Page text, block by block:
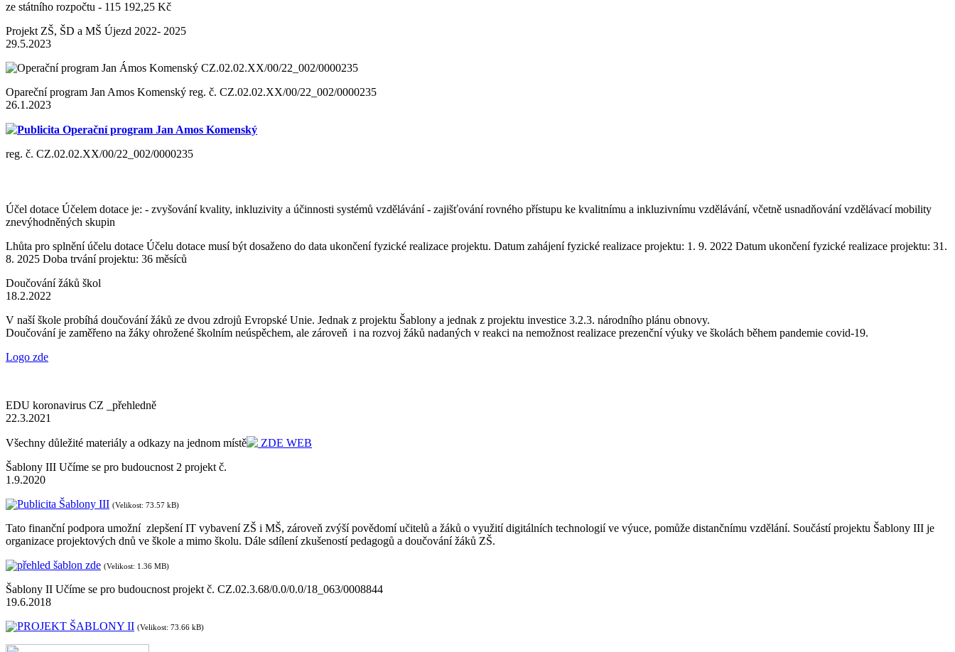
ze státního rozpočtu - 115 192,25 Kč
Projekt ZŠ, ŠD a MŠ Újezd 2022- 2025
29.5.2023
Opareční program Jan Amos Komenský reg. č. CZ.02.02.XX/00/22_002/0000235
26.1.2023
Publicita Operační program Jan Amos Komenský
reg. č. CZ.02.02.XX/00/22_002/0000235
Účel dotace Účelem dotace je: - zvyšování kvality, inkluzivity a účinnosti systémů vzdělávání - zajišťování rovného přístupu ke kvalitnímu a inkluzivnímu vzdělávání, včetně usnadňování vzdělávací mobility
znevýhodněných skupin
Lhůta pro splnění účelu dotace Účelu dotace musí být dosaženo do data ukončení fyzické realizace projektu. Datum zahájení fyzické realizace projektu: 1. 9. 2022 Datum ukončení fyzické realizace projektu: 31.
8. 2025 Doba trvání projektu: 36 měsíců
Doučování žáků škol
18.2.2022
V naší škole probíhá doučování žáků ze dvou zdrojů Evropské Unie. Jednak z projektu Šablony a jednak z projektu investice 3.2.3. národního plánu obnovy.
Doučování je zaměřeno na žáky ohrožené školním neúspěchem, ale zároveň i na rozvoj žáků nadaných v reakci na nemožnost realizace prezenční výuky ve školách během pandemie covid-19.
Logo zde
EDU koronavirus CZ _přehledně
22.3.2021
Všechny důležité materiály a odkazy na jednom místě
ZDE WEB
Šablony III Učíme se pro budoucnost 2 projekt č.
1.9.2020
Publicita Šablony III (Velikost: 73.57 kB)
Tato finanční podpora umožní zlepšení IT vybavení ZŠ i MŠ, zároveň zvýší povědomí učitelů a žáků o využití digitálních technologií ve výuce, pomůže distančnímu vzdělání. Součástí projektu Šablony III je
organizace projektových dnů ve škole a mimo školu. Dále sdílení zkušeností pedagogů a doučování žáků ZŠ.
přehled šablon zde (Velikost: 1.36 MB)
Šablony II Učíme se pro budoucnost projekt č. CZ.02.3.68/0.0/0.0/18_063/0008844
19.6.2018
PROJEKT ŠABLONY II (Velikost: 73.66 kB)